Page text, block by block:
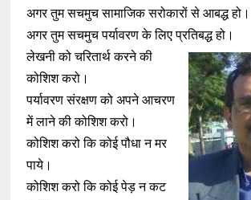
अगर तुम सचमुच सामाजिक सरोकारों से आबद्ध हो।
अगर तुम सचमुच पर्यावरण के लिए प्रतिबद्ध हो।
लेखनी को चरितार्थ करने की
कोशिश करो।
पर्यावरण संरक्षण को अपने आचरण
में लाने की कोशिश करो।
कोशिश करो कि कोई पौधा न मर
पाये।
कोशिश करो कि कोई पेड़ न कट